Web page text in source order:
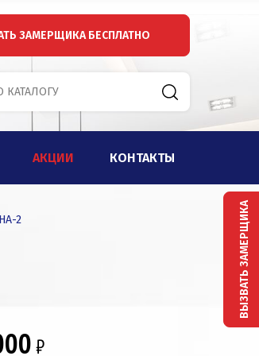
ЗАМЕРЩИКАБЕСПЛАТНО
АКЦИИ КОНТАКТЫ
ВЫЗВАТЬ ЗАМЕРЩИКА
2
₽